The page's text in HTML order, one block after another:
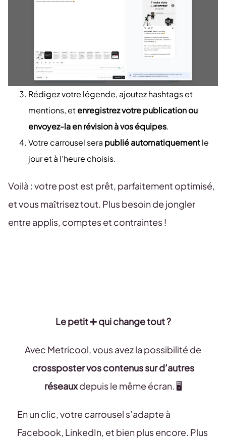
Rédigez votre légende, ajoutez hashtags et
mentions, etenregistrez votre publication ou
envoyez-la en révision à vos équipes.
Votre carrousel sera publié automatiquementle
jour et à l’heure choisis.
Voilà : votre post est prêt, parfaitement optimisé,
et vous maîtrisez tout. Plus besoin de jongler
entre applis, comptes et contraintes !
Le petit ➕ qui change tout ?
Avec Metricool, vous avez la possibilité de
crossposter vos contenus sur d’autres
réseauxdepuis le même écran. 🖥️
En un clic, votre carrousel s’adapte à
Facebook, LinkedIn, et bien plus encore. Plus